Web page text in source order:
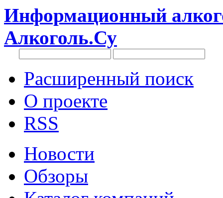
Информационный
Алкоголь.Су
Расширенный поиск
О проекте
RSS
Новости
Обзоры